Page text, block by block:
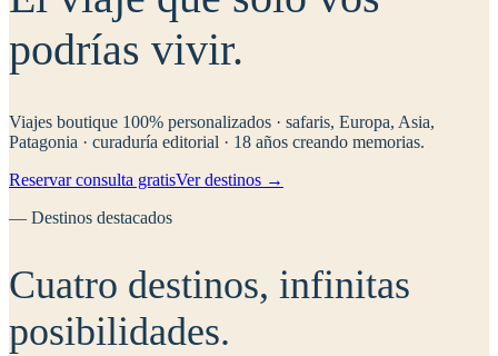
podrías vivir.
Viajes boutique 100% personalizados · safaris, Europa, Asia,
Patagonia · curaduría editorial · 18 años creando memorias.
Reservar consulta gratisVer destinos →
— Destinos destacados
Cuatro destinos, infinitas
posibilidades.